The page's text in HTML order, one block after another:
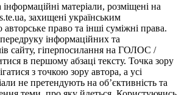
матеріали, розміщені на
захищені українським
право та інші суміжні права.
інформаційних та
сайту, гіперпосилання на ГОЛОС /
в першому абзаці тексту. Точка зору
з точкою зору автора, а усі
не претендують на об’єктивність та